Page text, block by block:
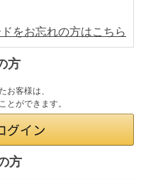
をお忘れの方はこちら
方
お客様は、
とができます。
方